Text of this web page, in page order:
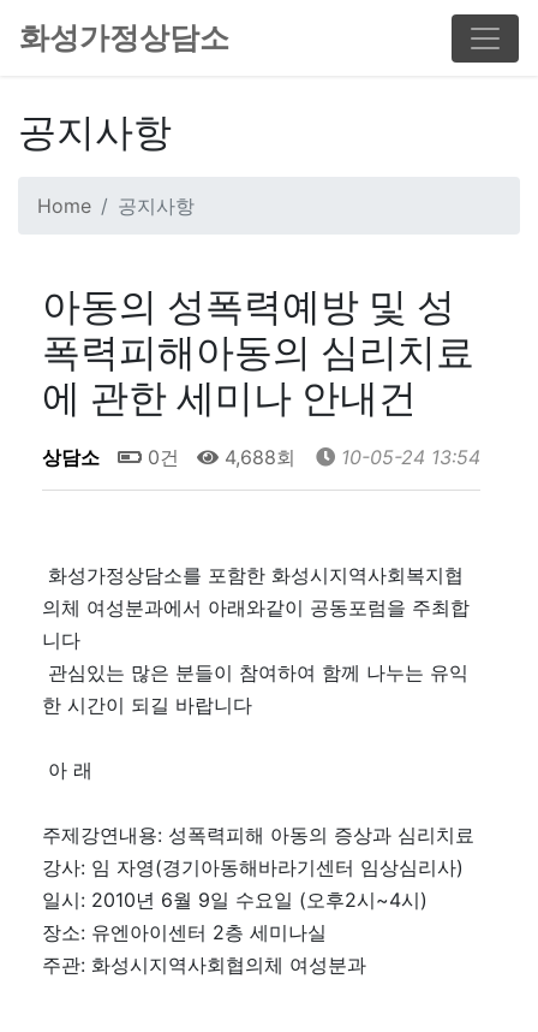
화성가정상담소
공지사항
Home 공지사항
아동의 성폭력예방 및 성
폭력피해아동의 심리치료
에 관한 세미나 안내건
상담소 0건 4,688회 10-05-24 13:54
화성가정상담소를 포함한 화성시지역사회복지협
의체 여성분과에서 아래와같이 공동포럼을 주최합
니다
관심있는 많은 분들이 참여하여 함께 나누는 유익
한 시간이 되길 바랍니다
아 래
주제강연내용: 성폭력피해 아동의 증상과 심리치료
강사: 임 자영(경기아동해바라기센터 임상심리사)
일시: 2010년 6월 9일 수요일 (오후2시~4시)
장소: 유엔아이센터 2층 세미나실
주관: 화성시지역사회협의체 여성분과